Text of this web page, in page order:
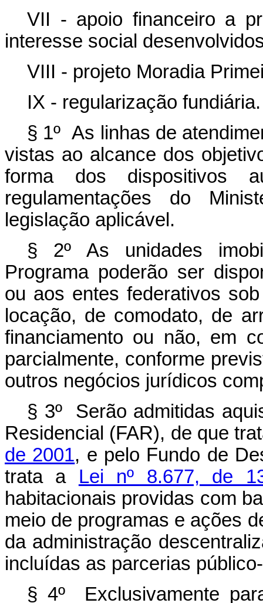
VII - apoio financeiro a
interesse social
VIII - projeto Moradia
IX - regularização fundiária.
§ 1º As linhas de
vistas ao alcance dos
forma dos dispositivos
regulamentações do
legislação aplicável.
§ 2º As unidades
Programa poderão ser
ou aos entes federativos
locação, de comodato, de
financiamento ou não, em
parcialmente, conforme
outros negócios jurídicos
§ 3º Serão admitidas
Residencial (FAR), de que
de 2001, e pelo Fundo de
trata a Lei nº 8.677, de
habitacionais providas com
meio de programas e ações
da administração
incluídas as parcerias
§ 4º Exclusivamente